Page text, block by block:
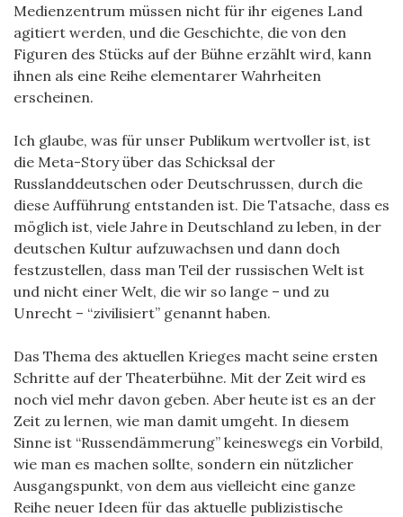
Medienzentrum müssen nicht für ihr eigenes Land
agitiert werden, und die Geschichte, die von den
Figuren des Stücks auf der Bühne erzählt wird, kann
ihnen als eine Reihe elementarer Wahrheiten
erscheinen.
Ich glaube, was für unser Publikum wertvoller ist, ist
die Meta-Story über das Schicksal der
Russlanddeutschen oder Deutschrussen, durch die
diese Aufführung entstanden ist. Die Tatsache, dass es
möglich ist, viele Jahre in Deutschland zu leben, in der
deutschen Kultur aufzuwachsen und dann doch
festzustellen, dass man Teil der russischen Welt ist
und nicht einer Welt, die wir so lange – und zu
Unrecht – “zivilisiert” genannt haben.
Das Thema des aktuellen Krieges macht seine ersten
Schritte auf der Theaterbühne. Mit der Zeit wird es
noch viel mehr davon geben. Aber heute ist es an der
Zeit zu lernen, wie man damit umgeht. In diesem
Sinne ist “Russendämmerung” keineswegs ein Vorbild,
wie man es machen sollte, sondern ein nützlicher
Ausgangspunkt, von dem aus vielleicht eine ganze
Reihe neuer Ideen für das aktuelle publizistische